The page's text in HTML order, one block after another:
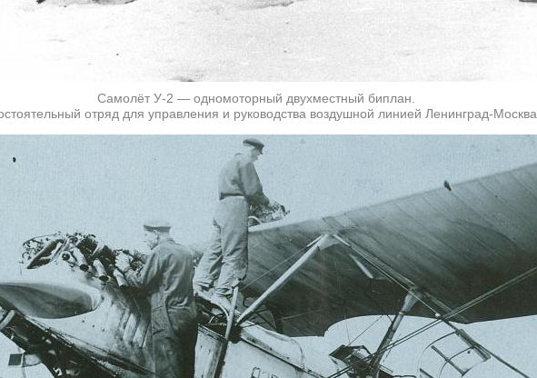
Самолёт У-2 — одномоторный двухместный биплан.
отряд для управления и руководства воздушной линией Ленинград-Москва.